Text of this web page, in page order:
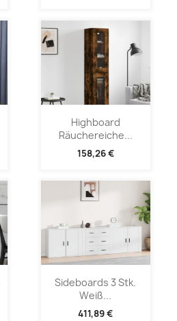
Highboard
Räuchereiche...
158,26 €
Sideboards 3 Stk.
Weiß...
411,89 €